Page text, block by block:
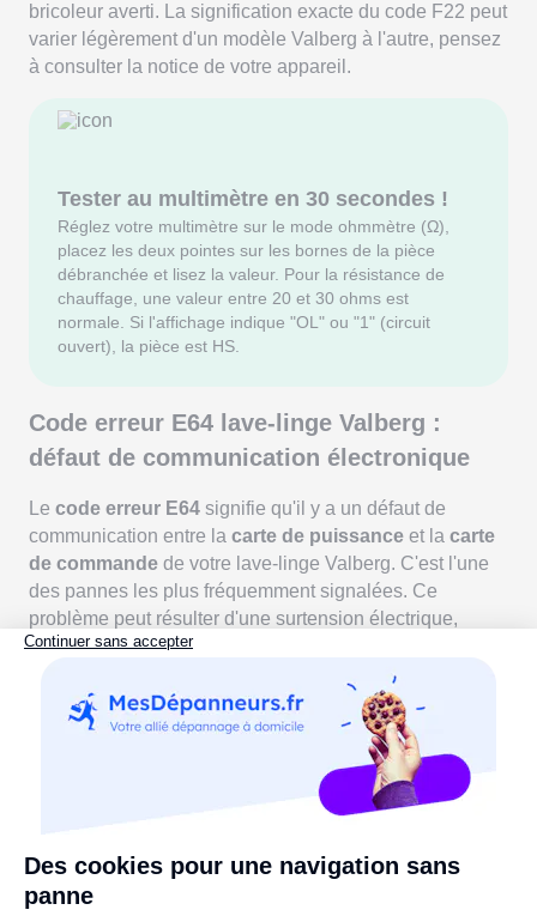
bricoleur averti. La signification exacte du code F22 peut
varier légèrement d'un modèle Valberg à l'autre, pensez
à consulter la notice de votre appareil.
Tester au multimètre en 30 secondes !
Réglez votre multimètre sur le mode ohmmètre (Ω),
placez les deux pointes sur les bornes de la pièce
débranchée et lisez la valeur. Pour la résistance de
chauffage, une valeur entre 20 et 30 ohms est
normale. Si l'affichage indique "OL" ou "1" (circuit
ouvert), la pièce est HS.
Code erreur E64 lave-linge Valberg :
défaut de communication électronique
Le code erreur E64 signifie qu'il y a un défaut de
communication entre la carte de puissance et la carte
de commande de votre lave-linge Valberg. C'est l'une
des pannes les plus fréquemment signalées. Ce
problème peut résulter d'une surtension électrique,
d'une connexion oxydée ou d'un composant grillé.
Débranchez la machine pendant au moins 15 minutes
pour réinitialiser l'électronique. Inspectez ensuite les
connexions entre les deux cartes : un nettoyage des
connecteurs à l'aide d'un chiffon sec peut suffire si de
l'oxydation est visible. Si le code réapparaît, le
remplacement de la carte électronique par un